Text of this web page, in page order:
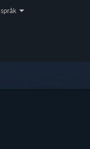
språk